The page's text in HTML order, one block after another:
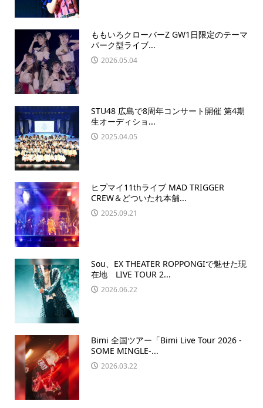
ももいろクローバーZ GW1日限定のテーマ
パーク型ライブ...
2026.05.04
STU48 広島で8周年コンサート開催 第4期
生オーディショ...
2025.04.05
ヒプマイ11thライブ MAD TRIGGER
CREW＆どついたれ本舗...
2025.09.21
Sou、EX THEATER ROPPONGIで魅せた現
在地 LIVE TOUR 2...
2026.06.22
Bimi 全国ツアー「Bimi Live Tour 2026 -
SOME MINGLE-...
2026.03.22